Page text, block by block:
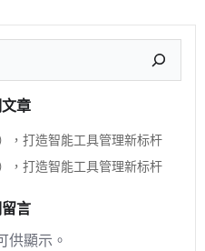
章
，打造智能工具管理新标杆
，打造智能工具管理新标杆
言
供顯示。